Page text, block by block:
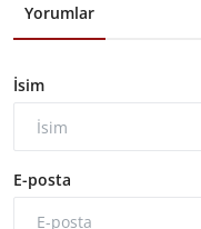
Yorumlar
İsim
E-posta